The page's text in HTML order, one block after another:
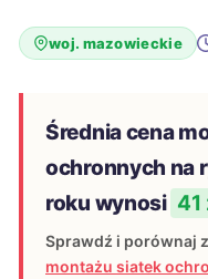
woj. mazowieckie
Średnia cena
ochronnych na
roku wynosi 41
Sprawdź i porównaj z
montażu siatek